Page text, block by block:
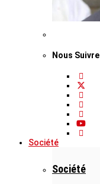
Nous Suivre
Société
Société